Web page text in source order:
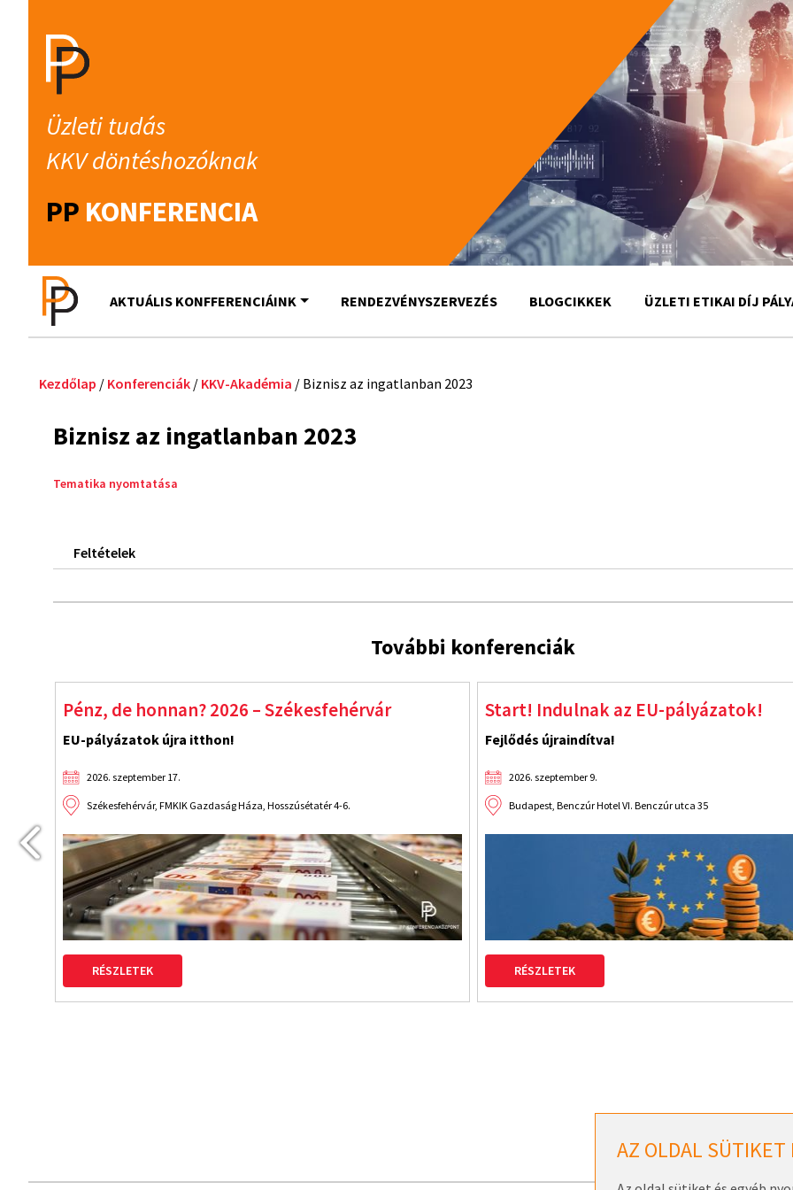
AZ OLDAL SÜTIKET
AKTUÁLIS KONFFERENCIÁINK RENDEZVÉNYSZERVEZÉS BLOGCIKKEK ÜZLETI ETIKAI DÍJ
Üzleti tudás
KKV döntéshozóknak
PP KONFERENCIA
Kezdőlap / Konferenciák / KKV-Akadémia / Biznisz az ingatlanban 2023
Biznisz az ingatlanban 2023
Tematika nyomtatása
Feltételek
További konferenciák
Pénz, de honnan? 2026 – Székesfehérvár
EU-pályázatok újra itthon!
2026. szeptember 17.
Székesfehérvár, FMKIK Gazdaság Háza, Hosszúsétatér 4-6.
RÉSZLETEK
Start! Indulnak az EU-pályázatok!
Fejlődés újraindítva!
2026. szeptember 9.
Budapest, Benczúr Hotel VI. Benczúr utca 35
RÉSZLETEK